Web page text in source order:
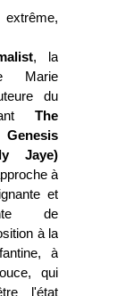
, la
Marie
du
The
Genesis
Jaye)
à
et
de
à la
à
qui
l'état